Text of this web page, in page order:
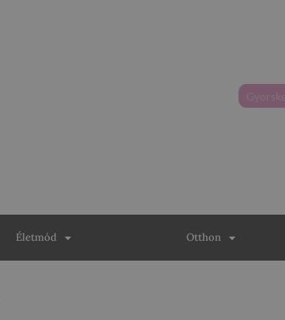
Életmód Otthon